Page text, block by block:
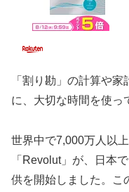
「割り勘」の計算や
に、大切な時間を使っ
世界中で7,000万人以
「Revolut」が、日本
供を開始しました。こ